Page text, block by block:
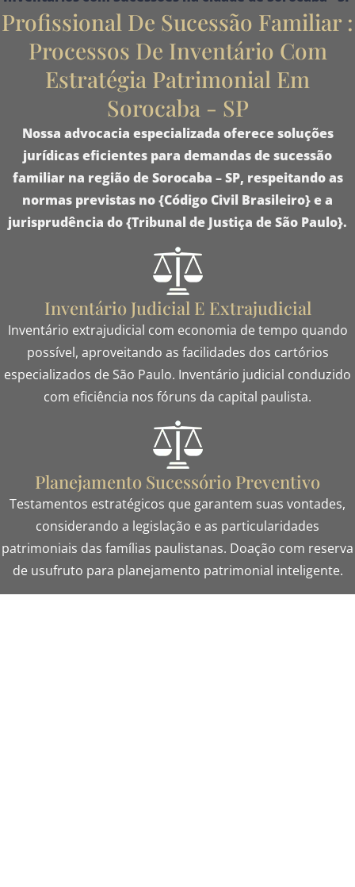
Profissional De Sucessão Familiar :
Processos De Inventário Com
Estratégia Patrimonial Em
Sorocaba - SP
Nossa advocacia especializada oferecesoluções
jurídicas eficientes para demandas de sucessão
familiar
na região deSorocaba – SP, respeitando as
normas previstas no{Código Civil Brasileiro}
jurisprudência do{Tribunal de Justiça de São Paulo}.
Inventário Judicial E Extrajudicial
Inventário extrajudicial com economia de tempo quando
possível, aproveitando as facilidades dos cartórios
especializados de São Paulo. Inventário judicial conduzido
com eficiência nos fóruns da capital paulista.
Planejamento Sucessório Preventivo
Testamentos estratégicos que garantem suas vontades,
considerando a legislação e as particularidades
patrimoniais das famílias paulistanas. Doação com reserva
de usufruto para planejamento patrimonial inteligente.